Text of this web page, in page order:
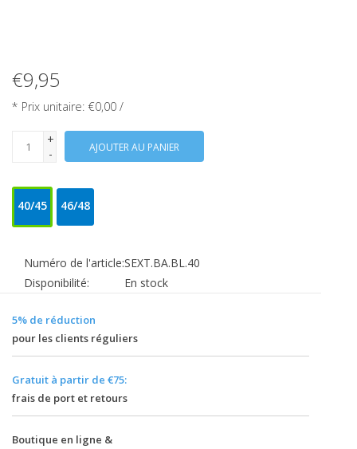
€9,95
* Prix unitaire: €0,00 /
+
-
AJOUTER AU PANIER
40/45 46/48
Numéro de l'article:SEXT.BA.BL.40
Disponibilité:
En stock
5% de réduction
pour les clients réguliers
Gratuit à partir de €75:
frais de port et retours
Boutique en ligne &